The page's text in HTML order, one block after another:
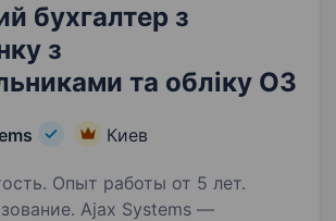
бухгалтер з
з
та обліку ОЗ
Киев
Опыт работы от 5 лет.
Systems —